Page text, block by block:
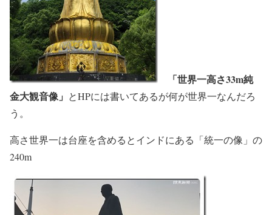
「世界一高さ33m純
金大観音像」 とHPには書いてあるが何が世界一なんだろ
う。
高さ世界一は台座を含めるとインドにある「統一の像」の
240m